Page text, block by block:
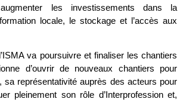
les investissements dans la
locale, le stockage et l’accès aux
va poursuivre et finaliser les chantiers
d’ouvrir de nouveaux chantiers pour
sa représentativité auprès des acteurs pour
pleinement son rôle d’Interprofession et,